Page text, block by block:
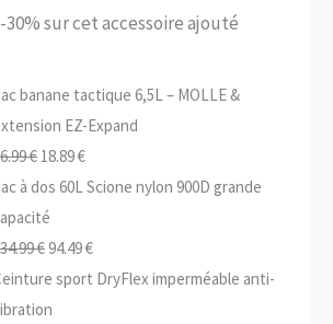
30% sur cet accessoire ajouté
banane tactique 6,5L – MOLLE &
EZ-Expand
€ Le
prix
initial
était :
26.99 €.
18.89€Le
prix
est :
18.89 €.
à dos 60L Scione nylon 900D grande
€Le
prix
initial
94.49€Le
prix
sport DryFlex imperméable anti-